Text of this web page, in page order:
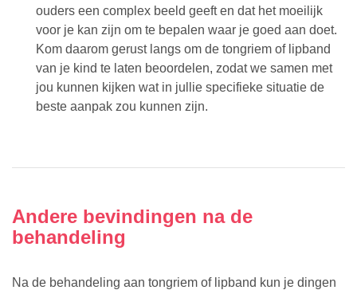
ouders een complex beeld geeft en dat het moeilijk
voor je kan zijn om te bepalen waar je goed aan doet.
Kom daarom gerust langs om de tongriem of lipband
van je kind te laten beoordelen, zodat we samen met
jou kunnen kijken wat in jullie specifieke situatie de
beste aanpak zou kunnen zijn.
Andere bevindingen na de
behandeling
Na de behandeling aan tongriem of lipband kun je dingen